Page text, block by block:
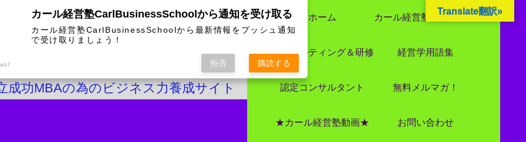
功MBAの為のビジネス力養成サイト
ホーム カール経営塾とは 大前研一氏にビジネス教育界最強講師陣として選ばれました
コンサルティング＆研修 経営学用語集
認定コンサルタント 無料メルマガ！
★カール経営塾動画★ お問い合わせ
Translate翻訳»
カール経営塾CarlBusinessSchoolから通知を受け取る
カール経営塾CarlBusinessSchoolから最新情報をプッシュ通知
で受け取りましょう！
拒否 購読する